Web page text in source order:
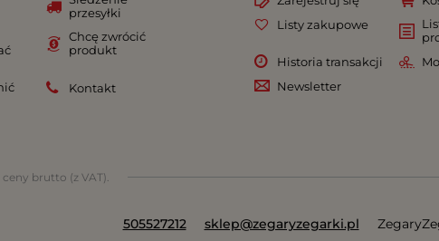
przesyłki
Chcę zwrócić
produkt
Kontakt
Listy zakupowe
Historia transakcji
Newsletter
brutto (z VAT).
505527212 sklep@zegaryzegarki.pl